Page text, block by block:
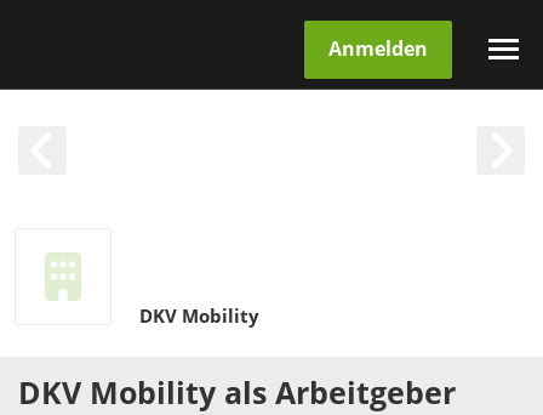
Anmelden
DKV Mobility
DKV Mobility als Arbeitgeber